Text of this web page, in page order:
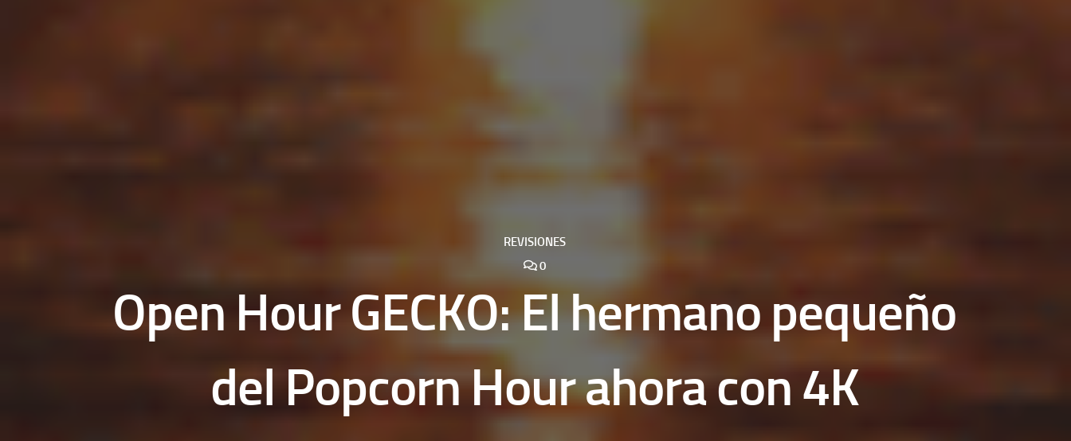
REVISIONES
0
Open Hour GECKO: El hermano pequeño
del Popcorn Hour ahora con 4K